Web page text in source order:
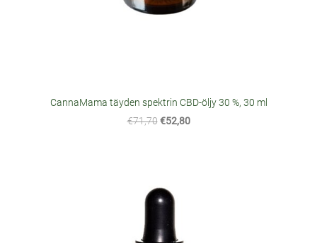
CannaMama täyden spektrin CBD-öljy 30 %, 30 ml
€71,70 €52,80